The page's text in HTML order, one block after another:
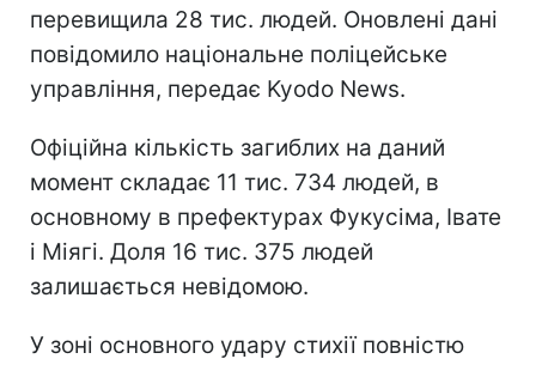
перевищила 28 тис. людей. Оновлені дані
повідомило національне поліцейське
управління, передає Kyodo News.
Офіційна кількість загиблих на даний
момент складає 11 тис. 734 людей, в
основному в префектурах Фукусіма, Івате
і Міягі. Доля 16 тис. 375 людей
залишається невідомою.
У зоні основного удару стихії повністю